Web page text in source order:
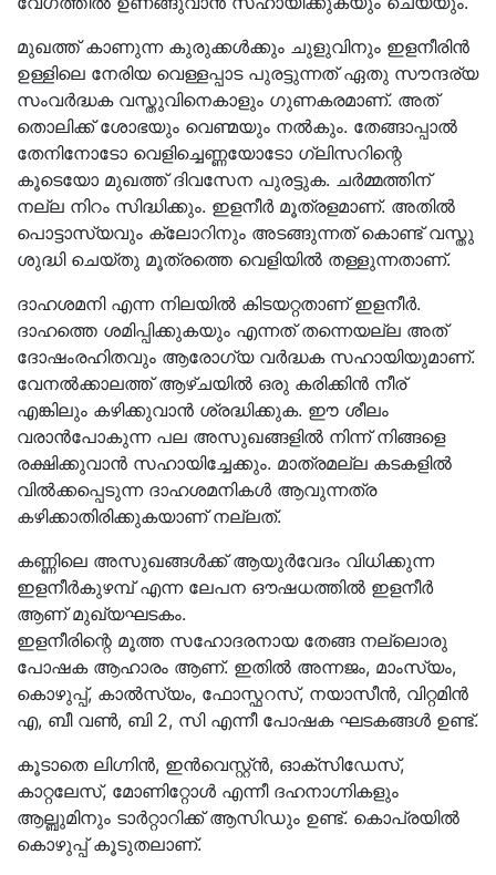
മുഖത്ത് കാണുന്ന കുരുക്കൾക്കും ചുളുവിനും ഇളനീരിൻ
ഉള്ളിലെ നേരിയ വെള്ളപ്പാട പുരട്ടുന്നത് ഏതു സൗന്ദര്യ
സംവർദ്ധക വസ്തുവിനെകാളും ഗുണകരമാണ്. അത്
തൊലിക്ക് ശോഭയും വെണ്മയും നൽകും. തേങ്ങാപ്പാൽ
തേനിനോടോ വെളിച്ചെണ്ണയോടോ ഗ്ലിസറിന്റെ
കൂടെയോ മുഖത്ത് ദിവസേന പുരട്ടുക. ചർമ്മത്തിന്
നല്ല നിറം സിദ്ധിക്കും. ഇളനീർ മൂത്രളമാണ്. അതിൽ
പൊട്ടാസ്യവും ക്ലോറിനും അടങ്ങുന്നത് കൊണ്ട് വസ്തു
ശുദ്ധി ചെയ്തു മൂത്രത്തെ വെളിയിൽ തള്ളുന്നതാണ്.
ദാഹശമനി എന്ന നിലയിൽ കിടയറ്റതാണ് ഇളനീർ.
ദാഹത്തെ ശമിപ്പിക്കുകയും എന്നത് തന്നെയല്ല അത്
ദോഷംരഹിതവും ആരോഗ്യ വർദ്ധക സഹായിയുമാണ്.
വേനൽക്കാലത്ത് ആഴ്ചയിൽ ഒരു കരിക്കിൻ നീര്
എങ്കിലും കഴിക്കുവാൻ ശ്രദ്ധിക്കുക. ഈ ശീലം
വരാൻപോകുന്ന പല അസുഖങ്ങളിൽ നിന്ന് നിങ്ങളെ
രക്ഷിക്കുവാൻ സഹായിച്ചേക്കും. മാത്രമല്ല കടകളിൽ
വിൽക്കപ്പെടുന്ന ദാഹശമനികൾ ആവുന്നത്ര
കഴിക്കാതിരിക്കുകയാണ് നല്ലത്.
കണ്ണിലെ അസുഖങ്ങൾക്ക് ആയുർവേദം വിധിക്കുന്ന
ഇളനീർകുഴമ്പ് എന്ന ലേപന ഔഷധത്തിൽ ഇളനീർ
ആണ് മുഖ്യഘടകം.
ഇളനീരിന്റെ മൂത്ത സഹോദരനായ തേങ്ങ നല്ലൊരു
പോഷക ആഹാരം ആണ്. ഇതിൽ അന്നജം, മാംസ്യം,
കൊഴുപ്പ്, കാൽസ്യം, ഫോസ്ഫറസ്, നയാസീൻ, വിറ്റമിൻ
എ, ബീ വൺ, ബി 2, സി എന്നീ പോഷക ഘടകങ്ങൾ ഉണ്ട്.
കൂടാതെ ലിഗ്നിൻ, ഇൻവെസ്റ്റ്ൻ, ഓക്സിഡേസ്,
കാറ്റലേസ്, മോണിറ്റോൾ എന്നീ ദഹനാഗ്നികളും
ആല്ബുമിനും ടാർറ്റാറിക്ക് ആസിഡും ഉണ്ട്. കൊപ്രയിൽ
കൊഴുപ്പ് കൂടുതലാണ്.